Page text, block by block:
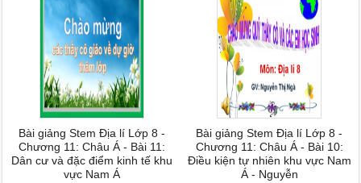
Bài giảng Stem Địa lí Lớp 8 -
Chương 11: Châu Á - Bài 11:
Dân cư và đặc điểm kinh tế khu
vực Nam Á
Bài giảng Stem Địa lí Lớp 8 -
Chương 11: Châu Á - Bài 10:
Điều kiện tự nhiên khu vực Nam
Á - Nguyễn